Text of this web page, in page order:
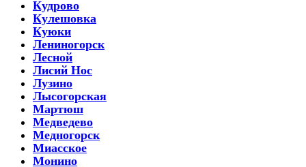
Кудрово
Кулешовка
Куюки
Лениногорск
Лесной
Лисий Нос
Лузино
Лысогорская
Мартюш
Медведево
Медногорск
Миасское
Монино